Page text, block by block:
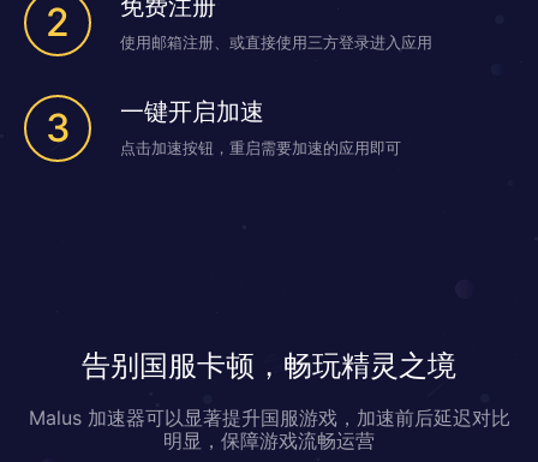
2 免费注册
使用邮箱注册、或直接使用三方登录进入应用
3 一键开启加速
点击加速按钮，重启需要加速的应用即可
告别国服卡顿，畅玩精灵之境
Malus 加速器可以显著提升国服游戏，加速前后延迟对比
明显，保障游戏流畅运营